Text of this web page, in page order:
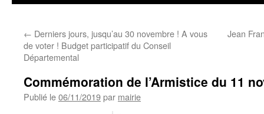
← Derniers jours, jusqu’au 30 novembre ! A vous
de voter ! Budget participatif du Conseil
Départemental
Jean
Commémoration de l’Armistice du 11
Publié le06/11/2019par mairie